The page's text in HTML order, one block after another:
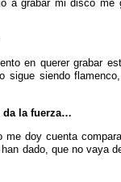
a grabar mi disco me
en querer grabar
sigue siendo
da la fuerza…
doy cuenta
dado, que no vaya